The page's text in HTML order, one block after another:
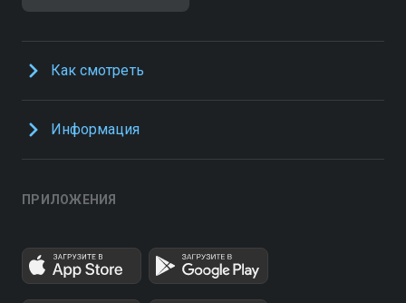
Как смотреть
Информация
ПРИЛОЖЕНИЯ